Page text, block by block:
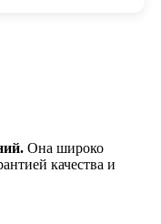
Она широко
качества и